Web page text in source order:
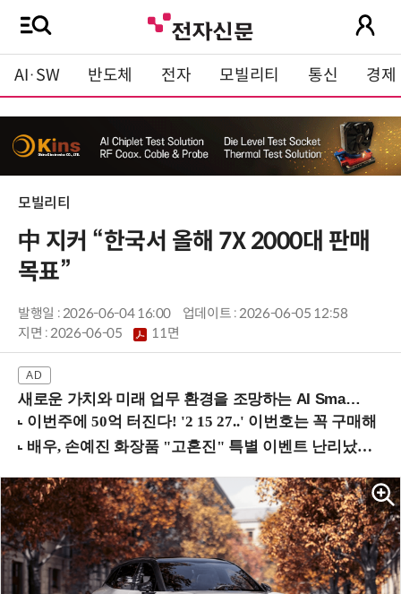
AI·SW 반도체 전자 모빌리티 통신 경제
모빌리티
中 지커 “한국서 올해 7X 2000대 판매
목표”
발행일 : 2026-06-04 16:00
업데이트 : 2026-06-05 12:58
지면 :2026-06-05 11면
새로운 가치와 미래 업무 환경을 조망하는 AI Smart Work Summit 2026 (9/11 코엑스)